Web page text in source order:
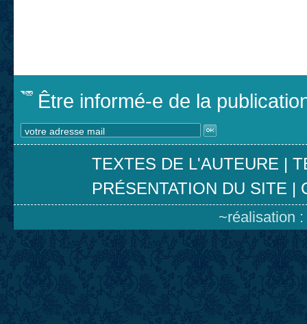
Être informé-e de la
TEXTES DE L'AUTEURE |
PRÉSENTATION DU SITE |
~réalisation